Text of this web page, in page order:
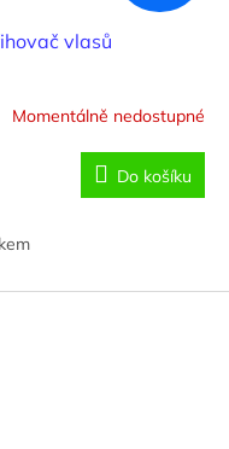
vlasů
Momentálně nedostupné
Do košíku